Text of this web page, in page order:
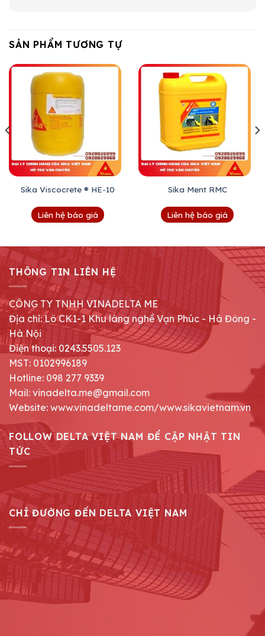
SẢN PHẨM TƯƠNG TỰ
Sika Viscocrete ® HE-10
Liên hệ báo giá
Sika Ment RMC
Liên hệ báo giá
THÔNG TIN LIÊN HỆ
CÔNG TY TNHH VINADELTA ME
Địa chỉ: Lô CK1-1 Khu làng nghề Vạn Phúc - Hà Đông -
Hà Nội
Điện thoại: 0243.5505.123
MST: 0102996189
Hotline: 098 277 9339
Mail: vinadelta.me@gmail.com
Website: www.vinadeltame.com/www.sikavietnam.vn
FOLLOW DELTA VIỆT NAM ĐỂ CẬP NHẬT TIN
TỨC
CHỈ ĐƯỜNG ĐẾN DELTA VIỆT NAM